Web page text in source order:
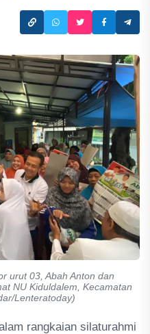
urut 03, Abah Anton dan
NU Kiduldalem, Kecamatan
Lenteratoday)
rangkaian silaturahmi